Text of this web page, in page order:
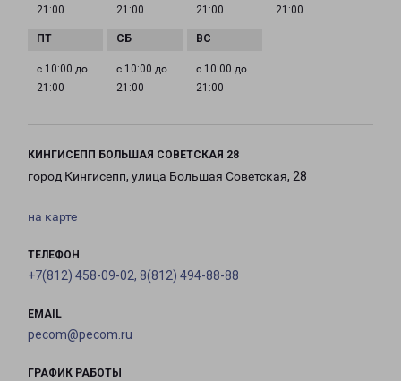
21:00 21:00 21:00 21:00
с 10:00 до
21:00
с 10:00 до
21:00
с 10:00 до
21:00
КИНГИСЕПП БОЛЬШАЯ СОВЕТСКАЯ 28
город Кингисепп, улица Большая Советская, 28
на карте
ТЕЛЕФОН
+7(812) 458-09-02, 8(812) 494-88-88
EMAIL
pecom@pecom.ru
ГРАФИК РАБОТЫ